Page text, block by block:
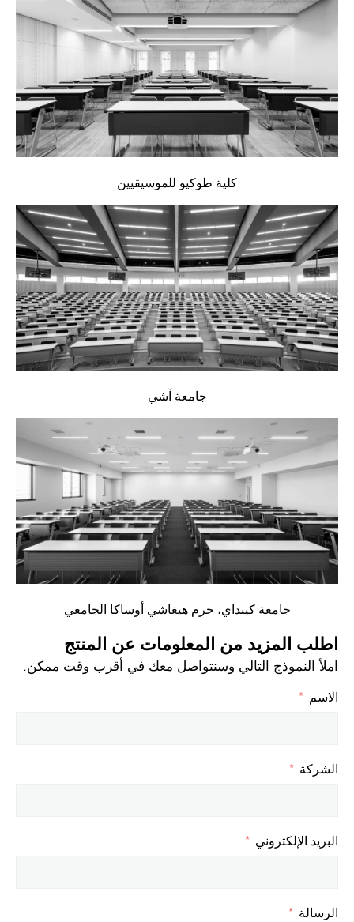
كلية طوكيو للموسيقيين
جامعة آشي
جامعة كينداي، حرم هيغاشي أوساكا الجامعي
اطلب المزيد من المعلومات عن المنتج
املأ النموذج التالي وسنتواصل معك في أقرب وقت ممكن.
الاسم
الشركة
البريد الإلكتروني
الرسالة